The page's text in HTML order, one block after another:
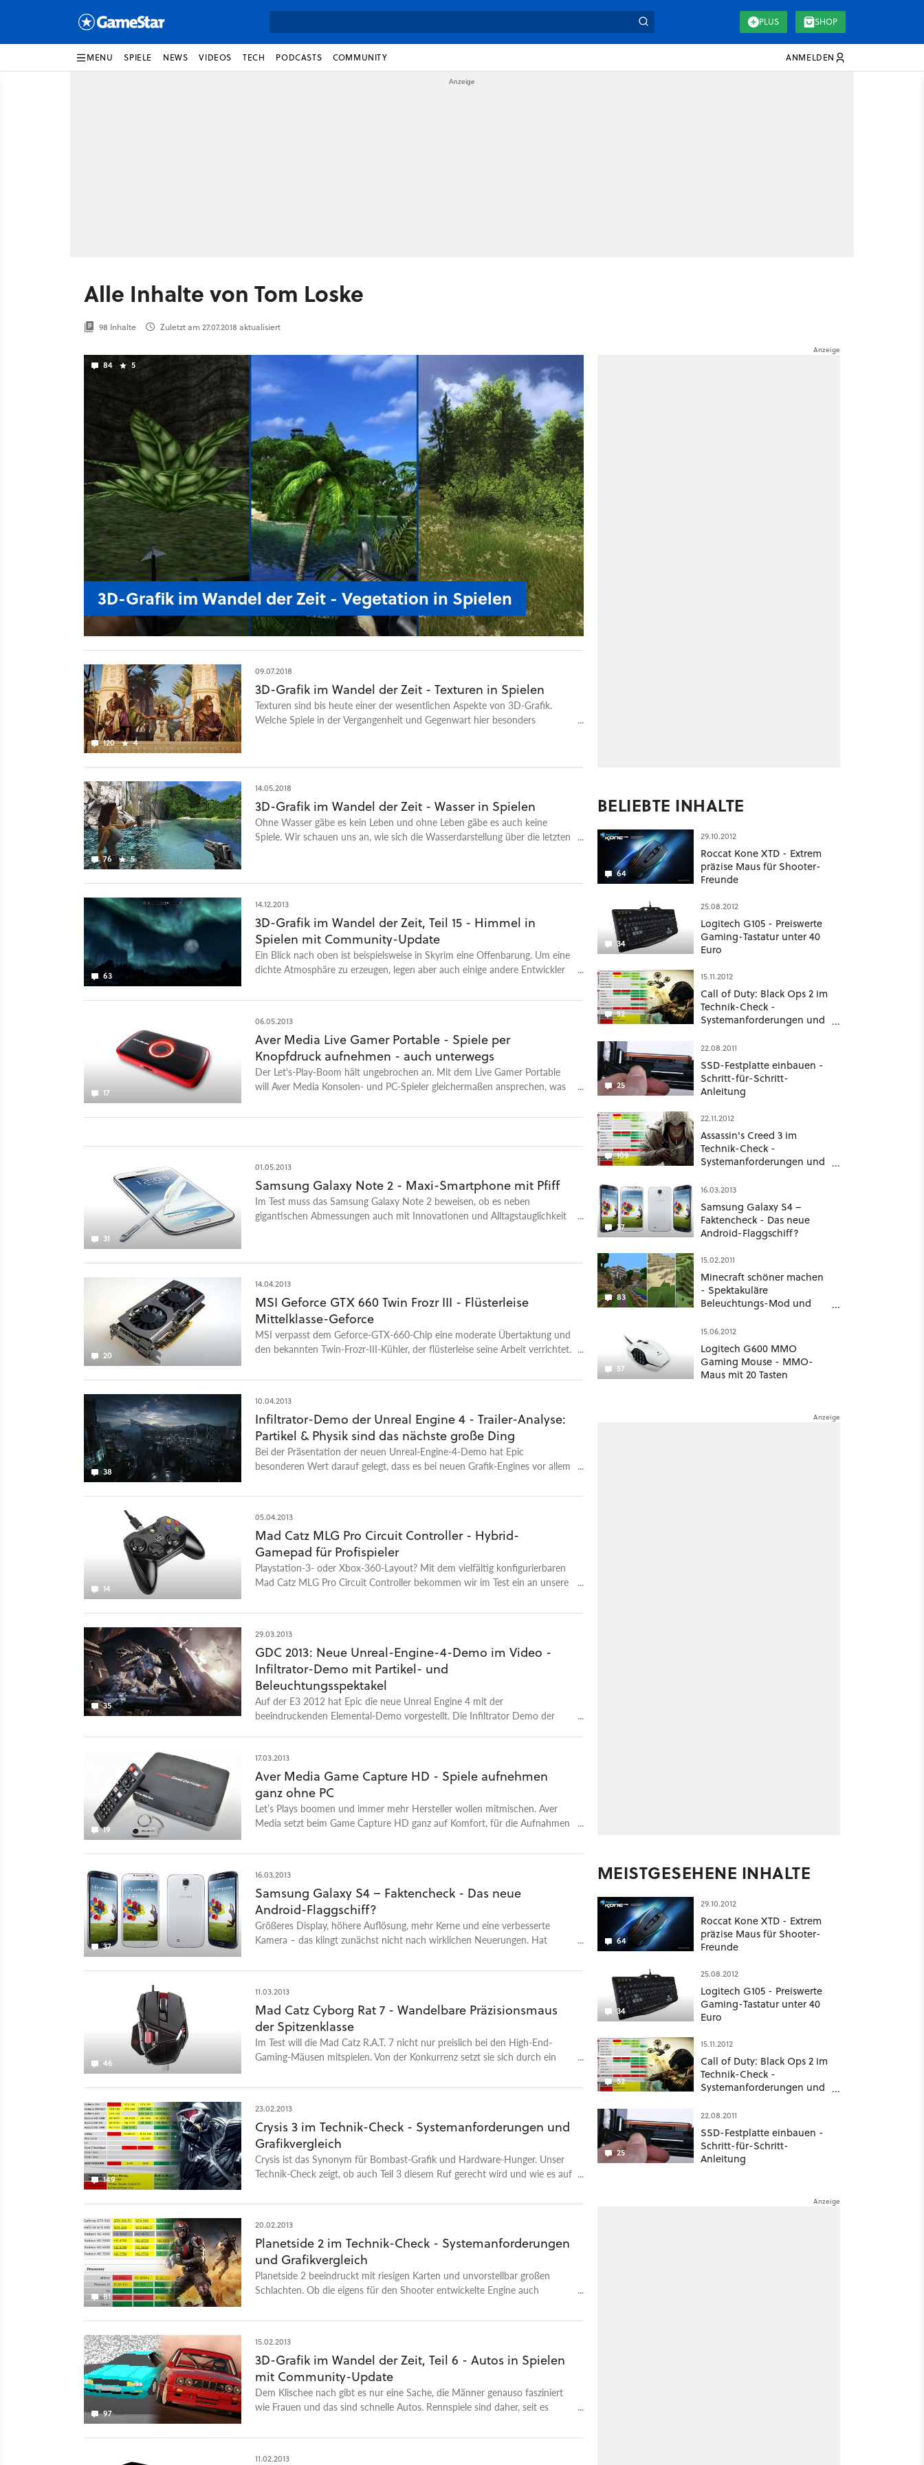
PLUS SHOP
MENU SPIELE NEWS VIDEOS TECH PODCASTS COMMUNITY ANMELDEN
Alle Inhalte von Tom Loske
98 Inhalte Zuletzt am 27.07.2018 aktualisiert
84 5
3D-Grafik im Wandel der Zeit - Vegetation in Spielen
120 4
09.07.2018
3D-Grafik im Wandel der Zeit - Texturen in Spielen
Texturen sind bis heute einer der wesentlichen Aspekte von 3D-Grafik.
Welche Spiele in der Vergangenheit und Gegenwart hier besonders
76 5
14.05.2018
3D-Grafik im Wandel der Zeit - Wasser in Spielen
Ohne Wasser gäbe es kein Leben und ohne Leben gäbe es auch keine
Spiele. Wir schauen uns an, wie sich die Wasserdarstellung über die letzten
63
14.12.2013
3D-Grafik im Wandel der Zeit, Teil 15 - Himmel in
Spielen mit Community-Update
Ein Blick nach oben ist beispielsweise in Skyrim eine Offenbarung. Um eine
dichte Atmosphäre zu erzeugen, legen aber auch einige andere Entwickler
Himmelsgewölbe der Spielgeschichte an.
17
06.05.2013
Aver Media Live Gamer Portable - Spiele per
Knopfdruck aufnehmen - auch unterwegs
Der Let's-Play-Boom hält ungebrochen an. Mit dem Live Gamer Portable
will Aver Media Konsolen- und PC-Spieler gleichermaßen ansprechen, was
31
01.05.2013
Samsung Galaxy Note 2 - Maxi-Smartphone mit Pfiff
Im Test muss das Samsung Galaxy Note 2 beweisen, ob es neben
gigantischen Abmessungen auch mit Innovationen und Alltagstauglichkeit
20
14.04.2013
MSI Geforce GTX 660 Twin Frozr III - Flüsterleise
Mittelklasse-Geforce
MSI verpasst dem Geforce-GTX-660-Chip eine moderate Übertaktung und
den bekannten Twin-Frozr-III-Kühler, der flüsterleise seine Arbeit verrichtet.
38
10.04.2013
Infiltrator-Demo der Unreal Engine 4 - Trailer-Analyse:
Partikel & Physik sind das nächste große Ding
Bei der Präsentation der neuen Unreal-Engine-4-Demo hat Epic
besonderen Wert darauf gelegt, dass es bei neuen Grafik-Engines vor allem
geht.
14
05.04.2013
Mad Catz MLG Pro Circuit Controller - Hybrid-
Gamepad für Profispieler
Playstation-3- oder Xbox-360-Layout? Mit dem vielfältig konfigurierbaren
Mad Catz MLG Pro Circuit Controller bekommen wir im Test ein an unsere
35
29.03.2013
GDC 2013: Neue Unreal-Engine-4-Demo im Video -
Infiltrator-Demo mit Partikel- und
Beleuchtungsspektakel
Auf der E3 2012 hat Epic die neue Unreal Engine 4 mit der
beeindruckenden Elemental-Demo vorgestellt. Die Infiltrator Demo der
19
17.03.2013
Aver Media Game Capture HD - Spiele aufnehmen
ganz ohne PC
Let’s Plays boomen und immer mehr Hersteller wollen mitmischen. Aver
Media setzt beim Game Capture HD ganz auf Komfort, für die Aufnahmen
37
16.03.2013
Samsung Galaxy S4 – Faktencheck - Das neue
Android-Flaggschiff?
Größeres Display, höhere Auflösung, mehr Kerne und eine verbesserte
Kamera – das klingt zunächst nicht nach wirklichen Neuerungen. Hat
»Galaxy S3 S«?
46
11.03.2013
Mad Catz Cyborg Rat 7 - Wandelbare Präzisionsmaus
der Spitzenklasse
Im Test will die Mad Catz R.A.T. 7 nicht nur preislich bei den High-End-
Gaming-Mäusen mitspielen. Von der Konkurrenz setzt sie sich durch ein
149
23.02.2013
Crysis 3 im Technik-Check - Systemanforderungen und
Grafikvergleich
Crysis ist das Synonym für Bombast-Grafik und Hardware-Hunger. Unser
Technik-Check zeigt, ob auch Teil 3 diesem Ruf gerecht wird und wie es auf
81
20.02.2013
Planetside 2 im Technik-Check - Systemanforderungen
und Grafikvergleich
Planetside 2 beeindruckt mit riesigen Karten und unvorstellbar großen
Schlachten. Ob die eigens für den Shooter entwickelte Engine auch
97
15.02.2013
3D-Grafik im Wandel der Zeit, Teil 6 - Autos in Spielen
mit Community-Update
Dem Klischee nach gibt es nur eine Sache, die Männer genauso fasziniert
wie Frauen und das sind schnelle Autos. Rennspiele sind daher, seit es
unserer Reihe, wie sich die rasanten Flitzer in den letzten 20 Jahren
11.02.2013
BELIEBTE INHALTE
64
29.10.2012
Roccat Kone XTD - Extrem
präzise Maus für Shooter-
Freunde
34
25.08.2012
Logitech G105 - Preiswerte
Gaming-Tastatur unter 40
Euro
52
15.11.2012
Call of Duty: Black Ops 2 im
Technik-Check -
Systemanforderungen und
25
22.08.2011
SSD-Festplatte einbauen -
Schritt-für-Schritt-
Anleitung
109
22.11.2012
Assassin's Creed 3 im
Technik-Check -
Systemanforderungen und
37
16.03.2013
Samsung Galaxy S4 –
Faktencheck - Das neue
Android-Flaggschiff?
83
15.02.2011
Minecraft schöner machen
- Spektakuläre
Beleuchtungs-Mod und
57
15.06.2012
Logitech G600 MMO
Gaming Mouse - MMO-
Maus mit 20 Tasten
MEISTGESEHENE INHALTE
64
29.10.2012
Roccat Kone XTD - Extrem
präzise Maus für Shooter-
Freunde
34
25.08.2012
Logitech G105 - Preiswerte
Gaming-Tastatur unter 40
Euro
52
15.11.2012
Call of Duty: Black Ops 2 im
Technik-Check -
Systemanforderungen und
25
22.08.2011
SSD-Festplatte einbauen -
Schritt-für-Schritt-
Anleitung